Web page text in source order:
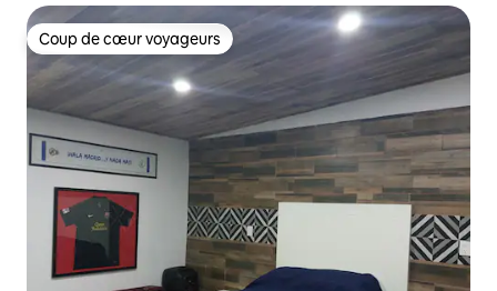
Coup de cœur voyageurs
Coup de cœur voyageurs